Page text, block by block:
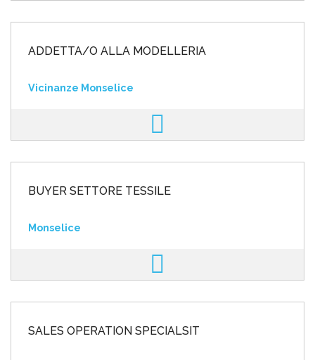
ADDETTA/O ALLA MODELLERIA
Vicinanze Monselice
BUYER SETTORE TESSILE
Monselice
SALES OPERATION SPECIALSIT